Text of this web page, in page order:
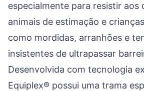
especialmente para resistir aos
animais de estimação e
como mordidas, arranhões e
insistentes de ultrapassar
Desenvolvida com tecnologia
Equiplex® possui uma trama